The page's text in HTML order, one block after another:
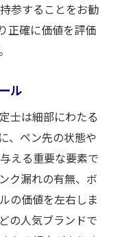
参することをお勧
正確に価値を評価
ル
士は細部にわたる
、ペン先の状態や
える重要な要素で
ク漏れの有無、ボ
の価値を左右しま
の人気ブランドで